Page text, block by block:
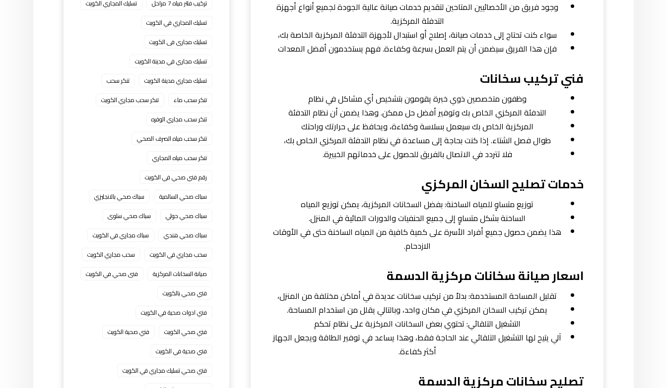
وجود فريق من الأخصائيين المتاحين لتقديم خدمات صيانة عالية الجودة لجميع أنواع أجهزة
التدفئة المركزية.
سواء كنت تحتاج إلى خدمات صيانة، إصلاح أو استبدال لأجهزة التدفئة المركزية الخاصة بك،
فإن هذا الفريق سيضمن أن يتم العمل بسرعة وكفاءة. فهم يستخدمون أفضل المعدات
فني تركيب سخانات
وظفون متخصصين ذوي خبرة يقومون بتشخيص أي مشاكل في نظام
التدفئة المركزي الخاص بك وتوفير أفضل حل ممكن. وهذا يضمن أن نظام التدفئة
المركزية الخاص بك سيعمل بسلاسة وكفاءة، ويحافظ على حرارتك وراحتك
طوال فصل الشتاء. إذا كنت بحاجة إلى مساعدة في نظام التدفئة المركزي الخاص بك،
فلا تتردد في الاتصال بالفريق للحصول على خدماتهم الخبيرة.
خدمات تصليح السخان المركزي
توزيع متساوٍ للمياه الساخنة: بفضل السخانات المركزية، يمكن توزيع المياه
الساخنة بشكل متساوٍ إلى جميع الحنفيات والدورات المائية في المنزل.
هذا يضمن حصول جميع أفراد الأسرة على كمية كافية من المياه الساخنة حتى في الأوقات
الازدحام.
اسعار صيانة سخانات مركزية الدسمة
تقليل المساحة المستخدمة: بدلاً من تركيب سخانات عديدة في أماكن مختلفة من المنزل،
يمكن تركيب السخان المركزي في مكان واحد، وبالتالي يقلل من استخدام المساحة.
التشغيل التلقائي: تحتوي بعض السخانات المركزية على نظام تحكم
آلي يتيح لها التشغيل التلقائي عند الحاجة فقط، وهذا يساعد في توفير الطاقة ويجعل الجهاز
أكثر كفاءة.
تصليح سخانات مركزية الدسمة
تركيب فلتر مياه 7 مراحل
تسليك المجاري الكويت
تسليك المجاري في الكويت
تسليك مجارى فى الكويت
تسليك مجاري في مدينة الكويت
تسليك مجاري مدينة الكويت
تنكر سحب
تنكر سحب ماء
تنكر سحب مجاري الكويت
تنكر سحب مجاري الوفره
تنكر سحب مياه الصرف الصحي
تنكر سحب مياه المجاري
رقم فني صحي في الكويت
سباك صحي السالمية
سباك صحي بالانجليزي
سباك صحي حولي
سباك صحي سلوى
سباك صحي هندي
سباك مجاري في الكويت
سحب مجاري في الكويت
سحب مجاري الكويت
صيانة السخانات المركزية
فنى صحي في الكويت
فني صحي بالكويت
فني ادوات صحية في الكويت
فني صحي الكويت
فني صحية الكويت
فني صحية في الكويت
فني صحي تسليك مجاري في الكويت